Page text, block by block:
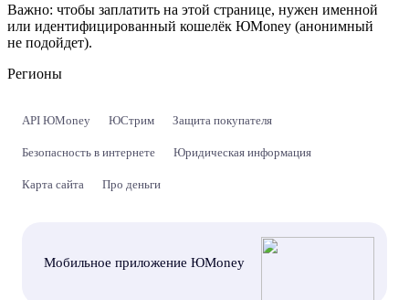
Важно: чтобы заплатить на этой странице, нужен именной
или идентифицированный кошелёк ЮMoney (анонимный
не подойдет).
Регионы
API ЮMoney ЮСтрим Защита покупателя
Безопасность в интернете Юридическая информация
Карта сайта Про деньги
Мобильное приложение ЮMoney